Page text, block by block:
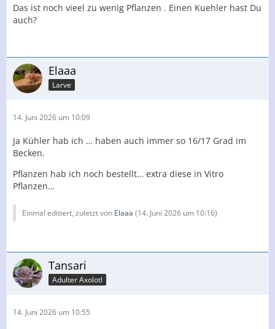
Das ist noch vieel zu wenig Pflanzen . Einen Kuehler hast Du
auch?
Elaaa
Larve
14. Juni 2026 um 10:09
Ja Kühler hab ich … haben auch immer so 16/17 Grad im
Becken.
Pflanzen hab ich noch bestellt… extra diese in Vitro
Pflanzen…
Einmal editiert, zuletzt von Elaaa (14. Juni 2026 um 10:16)
Tansari
Adulter Axolotl
14. Juni 2026 um 10:55